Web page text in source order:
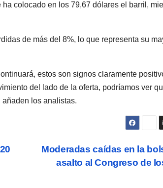
colocado en los 79,67 dólares el barril,
de más del 8%, lo que representa su
estos son signos claramente
del lado de la oferta, podríamos ver
añaden los analistas.
Moderadas caídas en la
asalto al Congreso de